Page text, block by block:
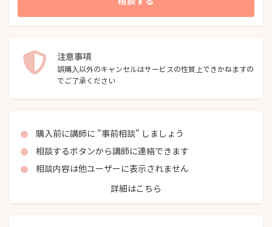
注意事項
誤購入以外のキャンセルはサービスの性質上できかねますの
でご了承ください
購入前に講師に "事前相談" しましょう
相談するボタンから講師に連絡できます
相談内容は他ユーザーに表示されません
詳細はこちら